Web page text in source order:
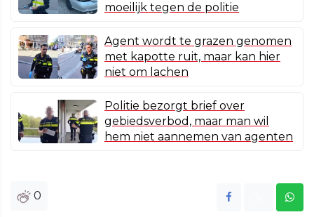
moeilijk tegen de politie
Agent wordt te grazen genomen
met kapotte ruit, maar kan hier
niet om lachen
Politie bezorgt brief over
gebiedsverbod, maar man wil
hem niet aannemen van agenten
0